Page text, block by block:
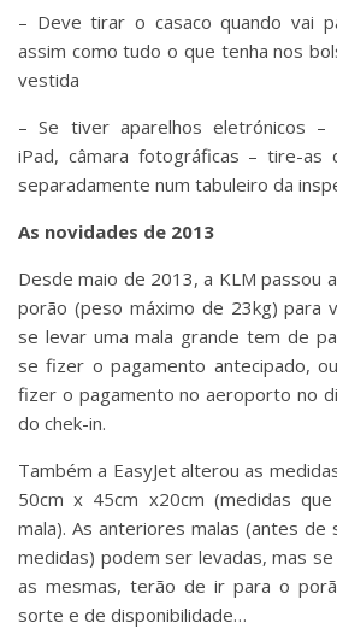
– Deve tirar o casaco quando vai
assim como tudo o que tenha nos
vestida
– Se tiver aparelhos eletrónicos –
iPad, câmara fotográficas – tire-as
separadamente num tabuleiro da
As novidades de 2013
Desde maio de 2013, a KLM passou
porão (peso máximo de 23kg) para
se levar uma mala grande tem de
se fizer o pagamento antecipado,
fizer o pagamento no aeroporto no
do chek-in.
Também a EasyJet alterou as
50cm x 45cm x20cm (medidas
mala). As anteriores malas (antes de
medidas) podem ser levadas, mas
as mesmas, terão de ir para o
sorte e de disponibilidade…